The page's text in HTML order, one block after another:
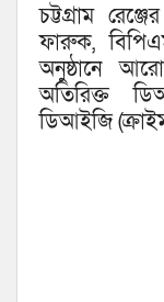
চট্টগ্রাম
ফারুক,
অনুষ্ঠানে
অতিরিক্ত
ডিআইজি